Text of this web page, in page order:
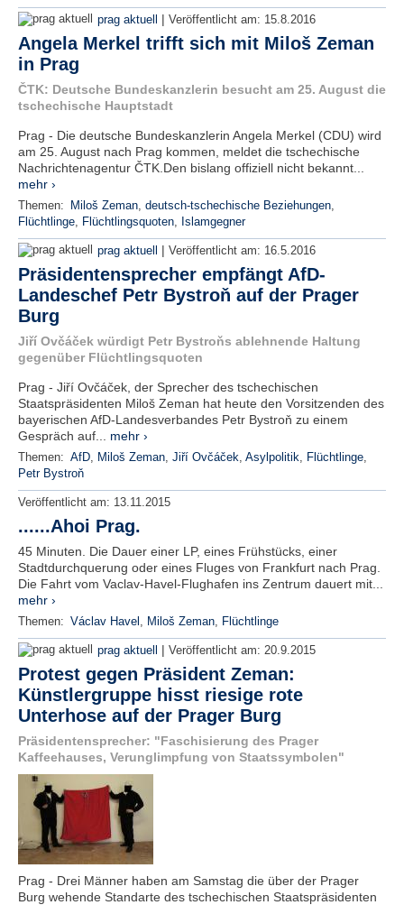
prag aktuell | Veröffentlicht am: 15.8.2016
Angela Merkel trifft sich mit Miloš Zeman
in Prag
ČTK: Deutsche Bundeskanzlerin besucht am 25. August die
tschechische Hauptstadt
Prag - Die deutsche Bundeskanzlerin Angela Merkel (CDU) wird
am 25. August nach Prag kommen, meldet die tschechische
Nachrichtenagentur ČTK.Den bislang offiziell nicht bekannt...
mehr ›
Themen: Miloš Zeman, deutsch-tschechische Beziehungen,
Flüchtlinge, Flüchtlingsquoten, Islamgegner
prag aktuell | Veröffentlicht am: 16.5.2016
Präsidentensprecher empfängt AfD-
Landeschef Petr Bystroň auf der Prager
Burg
Jiří Ovčáček würdigt Petr Bystroňs ablehnende Haltung
gegenüber Flüchtlingsquoten
Prag - Jiří Ovčáček, der Sprecher des tschechischen
Staatspräsidenten Miloš Zeman hat heute den Vorsitzenden des
bayerischen AfD-Landesverbandes Petr Bystroň zu einem
Gespräch auf... mehr ›
Themen: AfD, Miloš Zeman, Jiří Ovčáček, Asylpolitik, Flüchtlinge,
Petr Bystroň
Veröffentlicht am: 13.11.2015
......Ahoi Prag.
45 Minuten. Die Dauer einer LP, eines Frühstücks, einer
Stadtdurchquerung oder eines Fluges von Frankfurt nach Prag.
Die Fahrt vom Vaclav-Havel-Flughafen ins Zentrum dauert mit...
mehr ›
Themen: Václav Havel , Miloš Zeman, Flüchtlinge
prag aktuell | Veröffentlicht am: 20.9.2015
Protest gegen Präsident Zeman:
Künstlergruppe hisst riesige rote
Unterhose auf der Prager Burg
Präsidentensprecher: "Faschisierung des Prager
Kaffeehauses, Verunglimpfung von Staatssymbolen"
Prag - Drei Männer haben am Samstag die über der Prager
Burg wehende Standarte des tschechischen Staatspräsidenten